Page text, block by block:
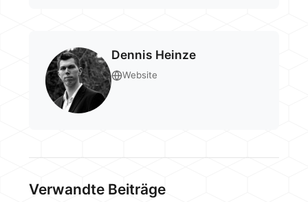
Dennis Heinze
Website
Verwandte Beiträge